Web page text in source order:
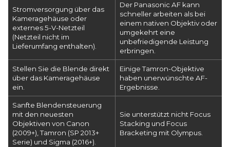
Stromversorgung über das
Kameragehäuse oder
externes 5-V-Netzteil
(Netzteil nicht im
Lieferumfang enthalten).
Der Panasonic AF kann
schneller arbeiten als bei
einem nativen Objektiv oder
umgekehrt eine
unbefriedigende Leistung
erbringen.
Stellen Sie die Blende direkt
über das Kameragehäuse
ein.
Einige Tamron-Objektive
haben unerwünschte AF-
Ergebnisse.
Sanfte Blendensteuerung
mit den neuesten
Objektiven von Canon
(2009+), Tamron (SP 2013+
Serie) und Sigma (2016+).
Sie unterstützt nicht Focus
Stacking und Focus
Bracketing mit Olympus.